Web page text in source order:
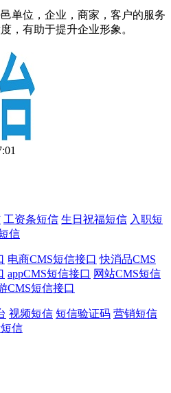
单位，企业，商家，客户的服务
，有助于提升企业形象。
工资条短信 生日祝福短信 入职短
信
电商CMS短信接口 快消品CMS
appCMS短信接口 网站CMS短信
CMS短信接口
视频短信 短信验证码 营销短信
信